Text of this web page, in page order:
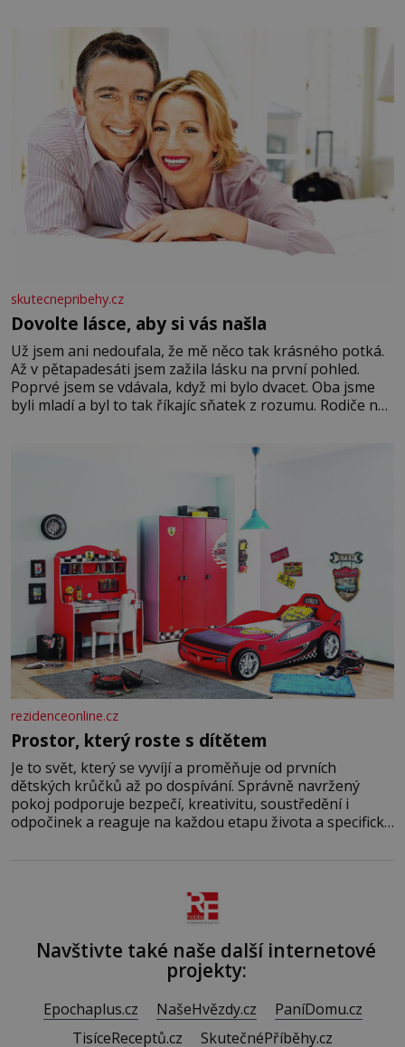
se na koloběžce a den zakončit poznáváním památek ve
Velkých Losinách nebo v termálním
skutecnepribehy.cz
Dovolte lásce, aby si vás našla
Už jsem ani nedoufala, že mě něco tak krásného potká.
Až v pětapadesáti jsem zažila lásku na první pohled.
Poprvé jsem se vdávala, když mi bylo dvacet. Oba jsme
byli mladí a byl to tak říkajíc sňatek z rozumu. Rodiče nás
rezidenceonline.cz
Prostor, který roste s dítětem
Je to svět, který se vyvíjí a proměňuje od prvních
dětských krůčků až po dospívání. Správně navržený
pokoj podporuje bezpečí, kreativitu, soustředění i
odpočinek a reaguje na každou etapu života a specifické
Navštivte také naše další internetové
projekty:
Epochaplus.cz NašeHvězdy.cz
PaníDomu.cz
TisíceReceptů.cz
SkutečnéPříběhy.cz